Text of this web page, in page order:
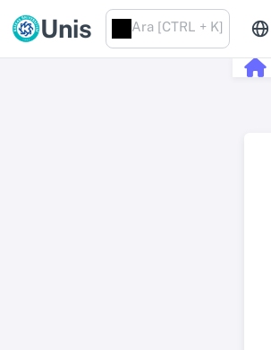
Unis Ara [CTRL + K]